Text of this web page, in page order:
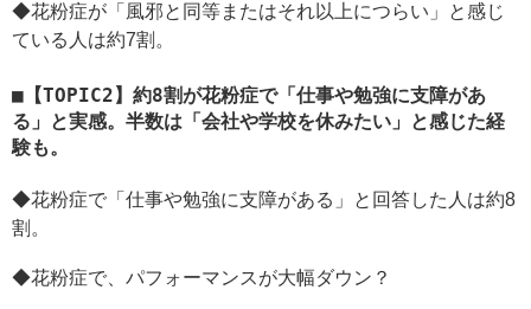
◆花粉症が「風邪と同等またはそれ以上につらい」と感じ
ている人は約7割。
【TOPIC2】約8割が花粉症で「仕事や勉強に支障があ
る」と実感。半数は「会社や学校を休みたい」と感じた経
験も。
◆花粉症で「仕事や勉強に支障がある」と回答した人は約8
割。
◆花粉症で、パフォーマンスが大幅ダウン？